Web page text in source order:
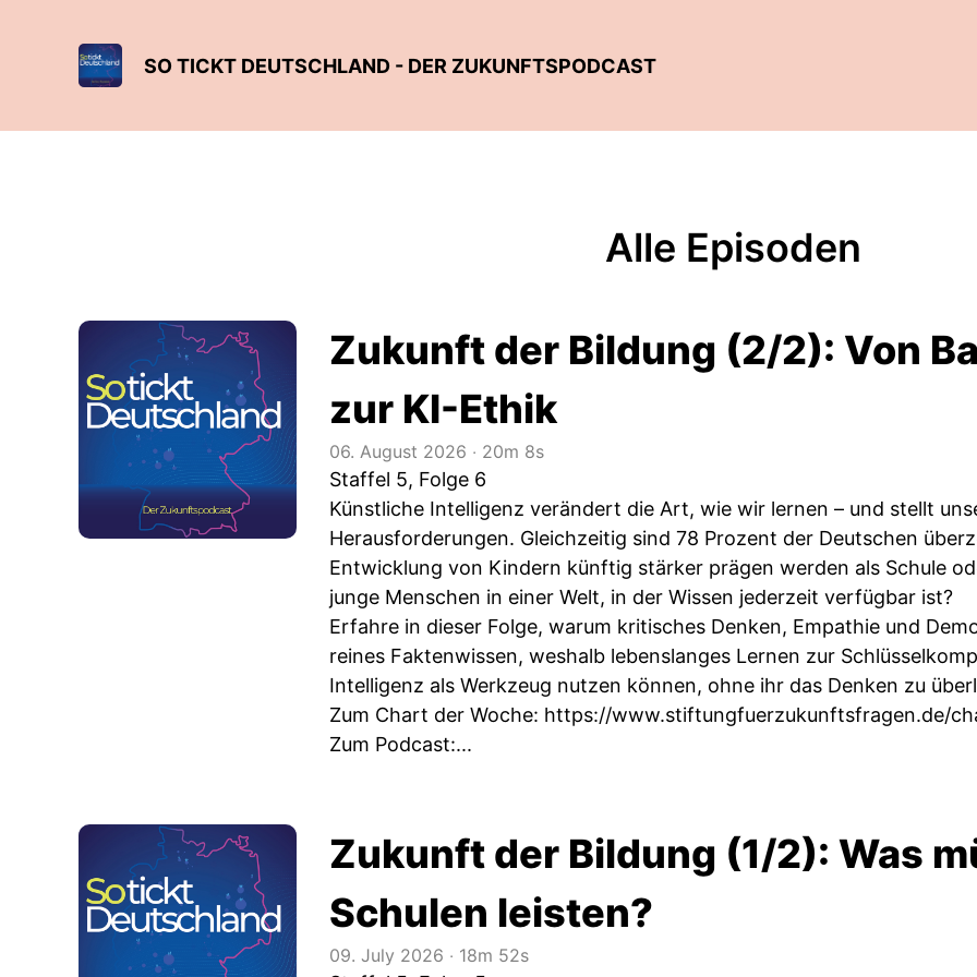
SO TICKT DEUTSCHLAND - DER ZUKUNFTSPODCAST
Alle Episoden
Zukunft der Bildung (2/2): Von
zur KI-Ethik
06. August 2026 ‧ 20m 8s
Staffel 5, Folge 6
Künstliche Intelligenz verändert die Art, wie wir lernen – und stellt
Herausforderungen. Gleichzeitig sind 78 Prozent der Deutschen
Entwicklung von Kindern künftig stärker prägen werden als Schule
junge Menschen in einer Welt, in der Wissen jederzeit verfügbar ist?
Erfahre in dieser Folge, warum kritisches Denken, Empathie und
reines Faktenwissen, weshalb lebenslanges Lernen zur
Intelligenz als Werkzeug nutzen können, ohne ihr das Denken zu
Zum Chart der Woche: https://www.stiftungfuerzukunftsfragen.de/
Zum Podcast:...
Zukunft der Bildung (1/2): Was
Schulen leisten?
09. July 2026 ‧ 18m 52s